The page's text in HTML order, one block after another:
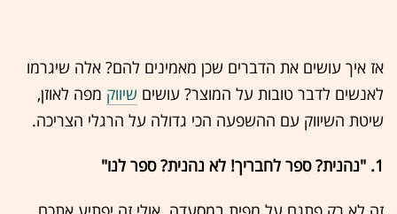
אז איך עושים את הדברים שכן מאמינים להם? אלה שיגרמו
לאנשים לדבר טובות על המוצר? עושים שיווק מפה לאוזן,
שיטת השיווק עם ההשפעה הכי גדולה על הרגלי הצריכה.
1. "נהנית? ספר לחבריך! לא נהנית? ספר לנו"